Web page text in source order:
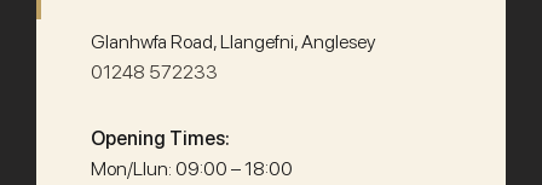
Glanhwfa Road, Llangefni, Anglesey
01248 572233
Opening Times:
Mon/Llun: 09:00 – 18:00